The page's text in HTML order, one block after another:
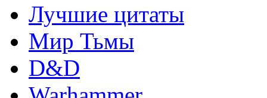
Лучшие цитаты
Мир Тьмы
D&D